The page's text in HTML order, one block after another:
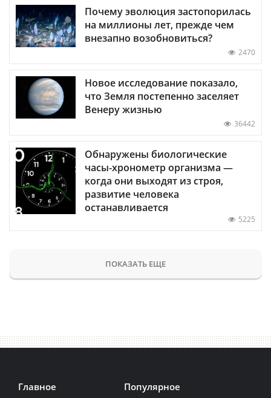
Почему эволюция застопорилась
на миллионы лет, прежде чем
внезапно возобновиться?
2470
Новое исследование показало,
что Земля постепенно заселяет
Венеру жизнью
36442
Обнаружены биологические
часы-хронометр организма —
когда они выходят из строя,
развитие человека
останавливается
5225
ПОКАЗАТЬ ЕЩЕ
Главное Популярное